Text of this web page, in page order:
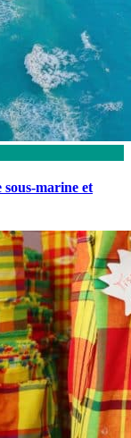
marine et